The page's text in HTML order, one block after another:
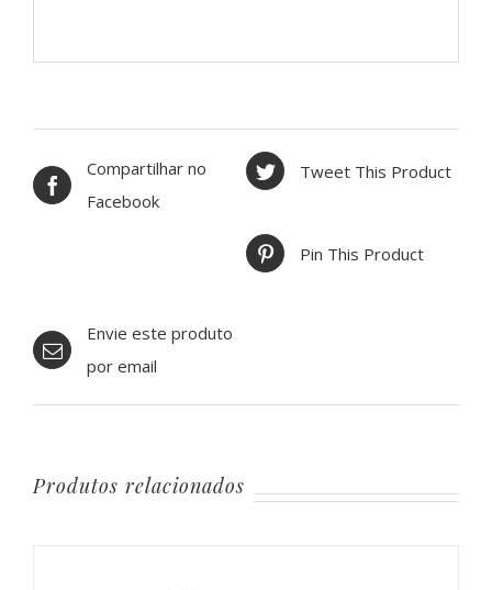
Compartilhar no
Facebook
Tweet This Product
Pin This Product
Envie este produto
por email
Produtos relacionados